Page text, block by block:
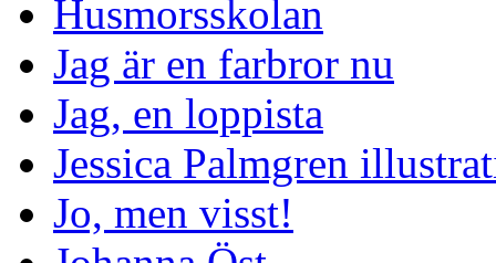
Husmorsskolan
Jag är en farbror nu
Jag, en loppista
Jessica Palmgren
Jo, men visst!